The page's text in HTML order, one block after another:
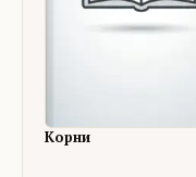
Корни